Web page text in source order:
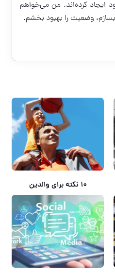
ایجاد کرده‌اند. من می‌خواهم
وضعیت را بهبود بخشم.
۱۰ نکته برای والدین